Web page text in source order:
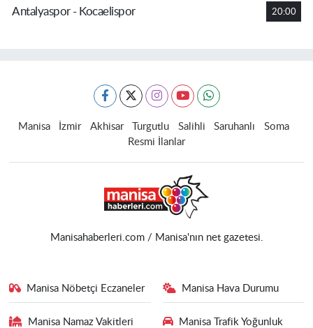
Antalyaspor - Kocaelispor 20:00
Manisa İzmir Akhisar Turgutlu Salihli Saruhanlı
Soma
Resmi İlanlar
Manisahaberleri.com / Manisa'nın net gazetesi.
Manisa Nöbetçi Eczaneler Manisa Hava Durumu
Manisa Namaz Vakitleri Manisa Trafik Yoğunluk